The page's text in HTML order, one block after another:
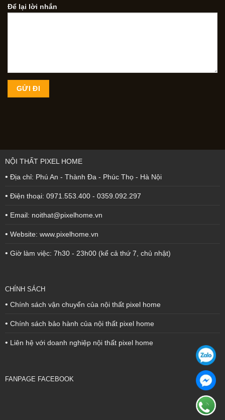
Để lại lời nhắn
NỘI THẤT PIXEL HOME
• Địa chỉ: Phú An - Thành Đa - Phúc Thọ - Hà Nội
• Điện thoại: 0971.553.400 - 0359.092.297
• Email: noithat@pixelhome.vn
• Website: www.pixelhome.vn
• Giờ làm việc: 7h30 - 23h00 (kể cả thứ 7, chủ nhật)
CHÍNH SÁCH
• Chính sách vận chuyển của nội thất pixel home
• Chính sách bảo hành của nội thất pixel home
• Liên hệ với doanh nghiệp nội thất pixel home
FANPAGE FACEBOOK